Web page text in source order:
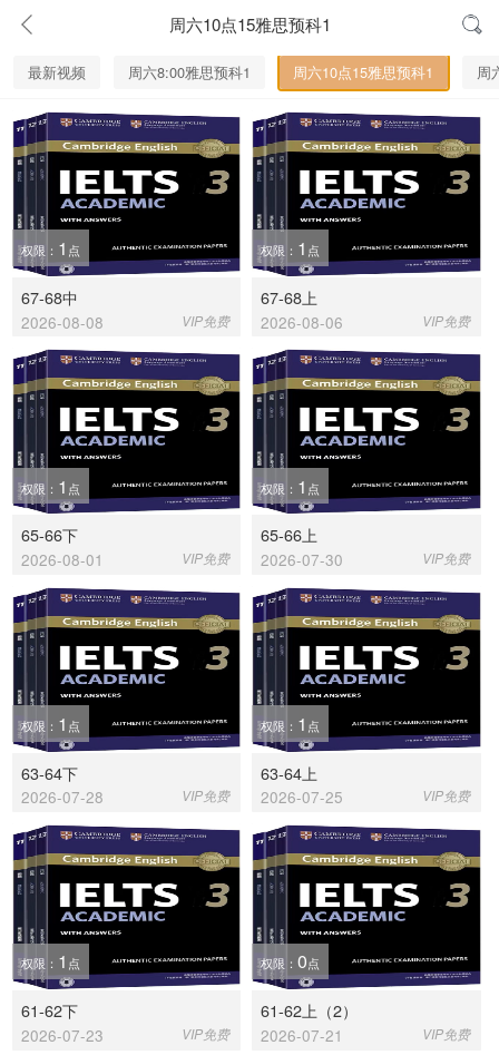
周六10点15雅思预科1
最新视频 周六8:00雅思预科1 周六10点15雅思预科1 周
权限： 1 点
67-68中
2026-08-08 VIP免费
权限： 1 点
67-68上
2026-08-06 VIP免费
权限： 1 点
65-66下
2026-08-01 VIP免费
权限： 1 点
65-66上
2026-07-30 VIP免费
权限： 1 点
63-64下
2026-07-28 VIP免费
权限： 1 点
63-64上
2026-07-25 VIP免费
权限： 1 点
61-62下
2026-07-23 VIP免费
权限：0点
61-62上（2）
2026-07-21 VIP免费